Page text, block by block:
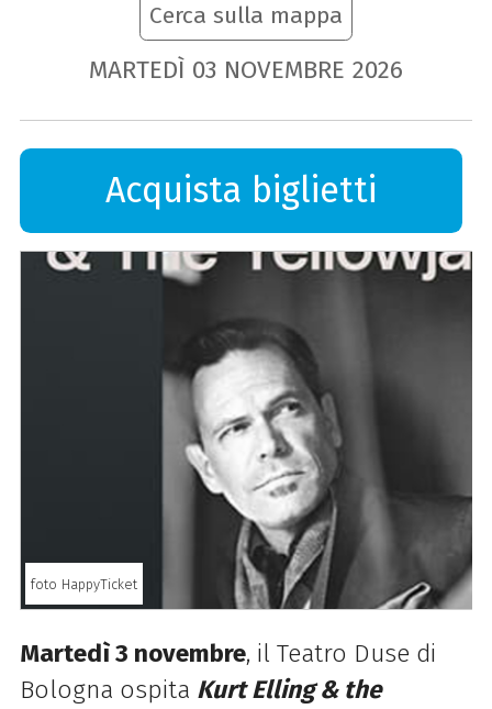
Cerca sulla mappa
MARTEDÌ 03 NOVEMBRE 2026
Acquista biglietti
foto HappyTicket
Martedì 3 novembre, il Teatro Duse di
Bologna ospita Kurt Elling & the